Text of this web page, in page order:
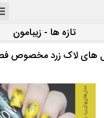
تازه ها - زیبامون
های لاک زرد مخصوص